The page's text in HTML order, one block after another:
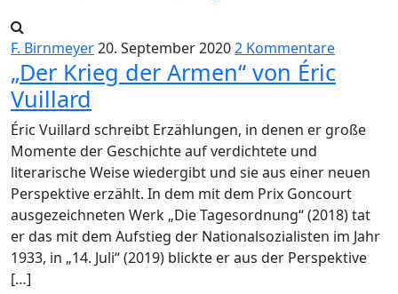
F. Birnmeyer20. September 20202 Kommentare
„Der Krieg der Armen“ von Éric
Vuillard
Éric Vuillard schreibt Erzählungen, in denen er große
Momente der Geschichte auf verdichtete und
literarische Weise wiedergibt und sie aus einer neuen
Perspektive erzählt. In dem mit dem Prix Goncourt
ausgezeichneten Werk „Die Tagesordnung“ (2018) tat
er das mit dem Aufstieg der Nationalsozialisten im Jahr
1933, in „14. Juli“ (2019) blickte er aus der Perspektive
[…]